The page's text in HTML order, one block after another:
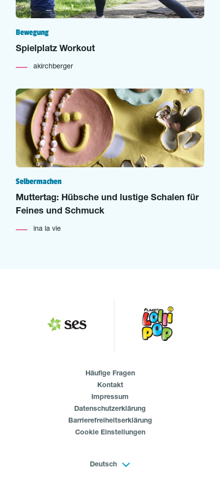
Bewegung
Spielplatz Workout
akirchberger
Selbermachen
Muttertag: Hübsche und lustige Schalen für
Feines und Schmuck
ina la vie
Häufige Fragen
Kontakt
Impressum
Datenschutzerklärung
Barrierefreiheitserklärung
Cookie Einstellungen
Deutsch